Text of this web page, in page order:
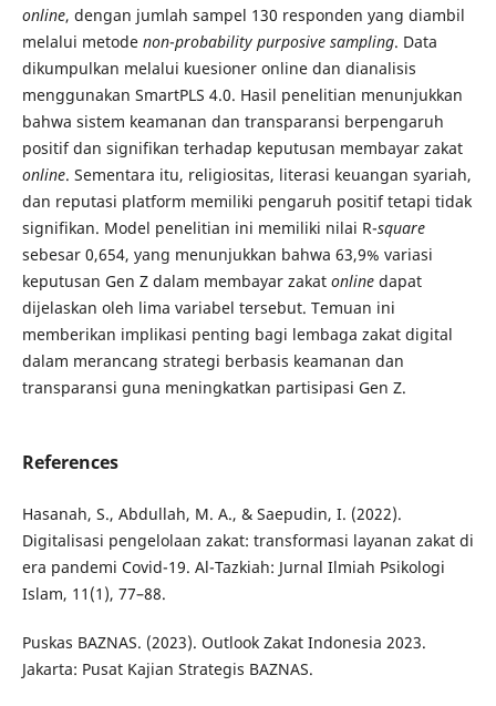
online, dengan jumlah sampel 130 responden yang diambil
melalui metode non-probability purposive sampling. Data
dikumpulkan melalui kuesioner online dan dianalisis
menggunakan SmartPLS 4.0. Hasil penelitian menunjukkan
bahwa sistem keamanan dan transparansi berpengaruh
positif dan signifikan terhadap keputusan membayar zakat
online. Sementara itu, religiositas, literasi keuangan syariah,
dan reputasi platform memiliki pengaruh positif tetapi tidak
signifikan. Model penelitian ini memiliki nilai R-square
sebesar 0,654, yang menunjukkan bahwa 63,9% variasi
keputusan Gen Z dalam membayar zakat onlinedapat
dijelaskan oleh lima variabel tersebut. Temuan ini
memberikan implikasi penting bagi lembaga zakat digital
dalam merancang strategi berbasis keamanan dan
transparansi guna meningkatkan partisipasi Gen Z.
References
Hasanah, S., Abdullah, M. A., & Saepudin, I. (2022).
Digitalisasi pengelolaan zakat: transformasi layanan zakat di
era pandemi Covid-19. Al-Tazkiah: Jurnal Ilmiah Psikologi
Islam, 11(1), 77–88.
Puskas BAZNAS. (2023). Outlook Zakat Indonesia 2023.
Jakarta: Pusat Kajian Strategis BAZNAS.